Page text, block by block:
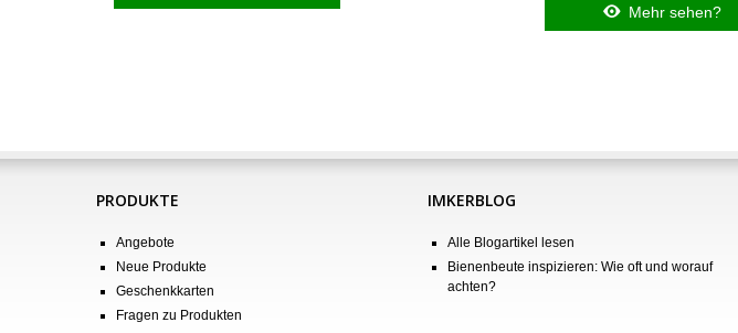
Mehr sehen?
PRODUKTE
Angebote
Neue Produkte
Geschenkkarten
Fragen zu Produkten
IMKERBLOG
Alle Blogartikel lesen
Bienenbeute inspizieren: Wie oft und worauf
achten?